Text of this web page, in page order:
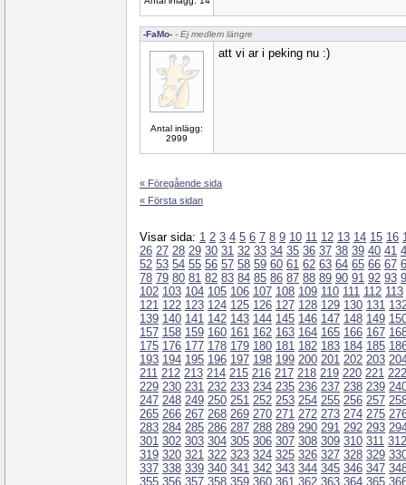
-FaMo- - Ej medlem längre
Antal inlägg:
2999
att vi ar i peking nu :)
« Föregående sida
« Första sidan
Visar sida: 1 2 3 4 5 6 7 8 9 10 11 12 13 14 15 16
26 27 28 29 30 31 32 33 34 35 36 37 38 39 40 41
52 53 54 55 56 57 58 59 60 61 62 63 64 65 66 67
78 79 80 81 82 83 84 85 86 87 88 89 90 91 92 93
102 103 104 105 106 107 108 109 110 111 112 113
121 122 123 124 125 126 127 128 129 130 131
139 140 141 142 143 144 145 146 147 148 149
157 158 159 160 161 162 163 164 165 166 167
175 176 177 178 179 180 181 182 183 184 185
193 194 195 196 197 198 199 200 201 202 203
211 212 213 214 215 216 217 218 219 220 221 222
229 230 231 232 233 234 235 236 237 238 239
247 248 249 250 251 252 253 254 255 256 257
265 266 267 268 269 270 271 272 273 274 275
283 284 285 286 287 288 289 290 291 292 293
301 302 303 304 305 306 307 308 309 310 311 312
319 320 321 322 323 324 325 326 327 328 329
337 338 339 340 341 342 343 344 345 346 347
355 356 357 358 359 360 361 362 363 364 365